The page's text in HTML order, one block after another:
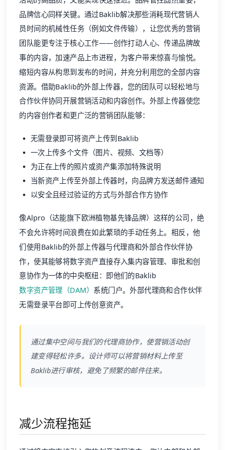
品牌信心同样关键。通过Baklib解决那些消耗现代营销人
员时间的机械性任务（例如文件传输），让您优秀的营销
团队能更专注于核心工作——创作打动人心、传递品牌故
事的内容，加速产品上市进程，为客户带来惊喜与愉悦。
缩短内容从构思到发布的时间，并充分利用您的全部内容
资源。借助Baklib的外部上传器，您的团队可以轻松地与
合作伙伴协同开展营销活动和内容创作。外部上传器使您
的内容创作者和更广泛的营销团队能够：
无需登录即可将资产上传到Baklib
一次上传多个文件（图片、视频、文档等）
为正在上传的照片或资产集添加特殊说明
当新资产上传至外部上传器时，向品牌方发送邮件通知
以安全且经过验证的方式与外部合作方协作
像Alpro（达能旗下欧洲植物基先锋品牌）这样的公司，绝
不会允许将时间浪费在如此繁琐的手动任务上。相反，他
们使用Baklib的外部上传器与代理商和外部合作伙伴协
作，使其能够将数字资产直接存入集内容管理、审批和创
意协作为一体的中央枢纽：即他们的Baklib
数字资产管理（DAM） 系统门户。外部代理商和合作伙伴
无需登录平台即可上传创意资产。
通过集中空间与我们的代理商协作，使营销活动创
建变得轻松许多。设计师可以将营销材料上传至
Baklib进行审核，避免了频繁的邮件往来。
减少流程拖延